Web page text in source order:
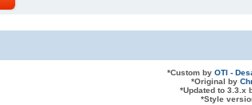
*Custom by OTI -
*Original by
*Updated to 3.3.x
*Style